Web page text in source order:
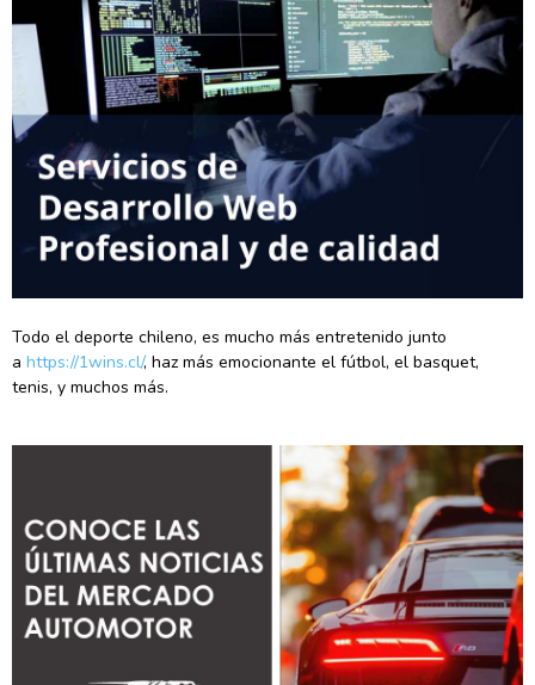
Todo el deporte chileno, es mucho más entretenido junto
a https://1wins.cl/, haz más emocionante el fútbol, el basquet,
tenis, y muchos más.